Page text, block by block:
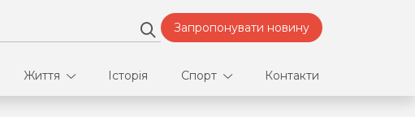
Запропонувати новину
Життя Історія Спорт Контакти